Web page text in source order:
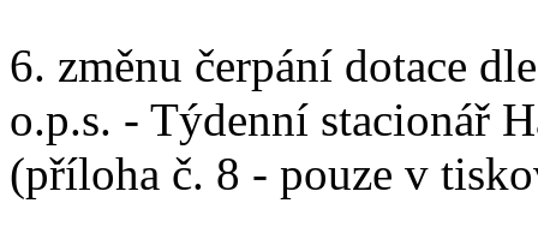
6. změnu čerpání dotace
o.p.s. - Týdenní stacionář
(příloha č. 8 - pouze v